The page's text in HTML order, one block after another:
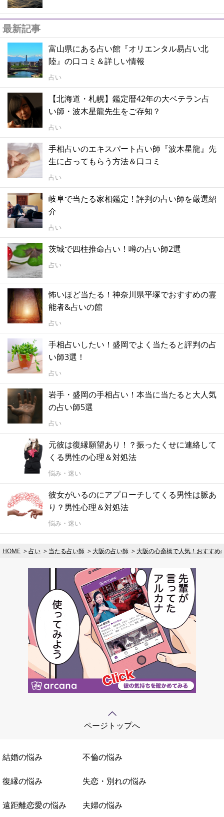
最新記事
富山県にある占い館『オリエンタル易占い北
陸』の口コミ＆詳しい情報
占い
【北海道・札幌】鑑定暦42年の大ベテラン占
い師・波木星龍先生をご存知？
占い
手相占いのエキスパート占い師『波木星龍』先
生に占ってもらう方法＆口コミ
占い
岐阜で当たる家相鑑定！評判の占い師を厳選紹
介
占い
茨城で四柱推命占い！噂の占い師2選
占い
怖いほど当たる！神奈川県平塚でおすすめの霊
能者&占いの館
占い
手相占いしたい！盛岡でよく当たると評判の占
い師3選！
占い
岩手・盛岡の手相占い！本当に当たると大人気
の占い師5選
占い
元彼は復縁願望あり！？振ったくせに連絡して
くる男性の心理＆対処法
悩み・迷い
彼女がいるのにアプローチしてくる男性は脈あ
り？男性心理＆対処法
悩み・迷い
HOME 占い 当たる占い師 大阪の占い師 大阪の心斎橋で人気！おすすめ
ページトップへ
結婚の悩み 不倫の悩み
復縁の悩み 失恋・別れの悩み
遠距離恋愛の悩み 夫婦の悩み